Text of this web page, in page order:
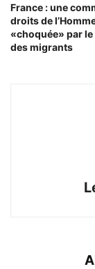
France : une
droits de
«choquée» par
des migrants